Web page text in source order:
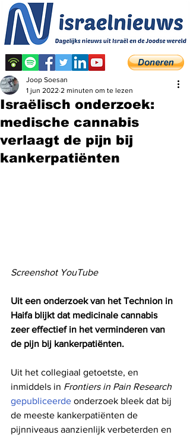
Israëlisch onderzoek:
medische cannabis
verlaagt de pijn bij
kankerpatiënten
Joop Soesan
1 jun 2022 2 minuten om te lezen
Screenshot YouTube
Uit een onderzoek van het Technion in
Haifa blijkt dat medicinale cannabis
zeer effectief in het verminderen van
de pijn bij kankerpatiënten.
Uit het collegiaal getoetste, en
inmiddels in Frontiers in Pain Research
gepubliceerde onderzoek bleek dat bij
de meeste kankerpatiënten de
pijnniveaus aanzienlijk verbeterden en